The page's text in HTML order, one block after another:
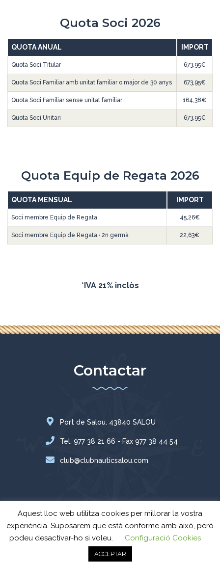
Quota Soci 2026
QUOTA ANUAL IMPORT
Quota Soci Titular 673,95€
Quota Soci Familiar amb unitat familiar o major de 30 anys 673,95€
Quota Soci Familiar sense unitat familiar 164,38€
Quota Soci Unitari 673,95€
Quota Equip de Regata 2026
QUOTA MENSUAL IMPORT
Soci membre Equip de Regata 45,26€
Soci membre Equip de Regata · 2n germà 22,63€
*IVA 21% inclòs
Contactar
Port de Salou. 43840 SALOU
Tel. 977 38 21 66 - Fax 977 38 44 54
club@clubnauticsalou.com
© Tots els drets reservats - 2024 -
de privacitat.
Aquest lloc web utilitza cookies per millorar la vostra
experiència. Suposarem que està conforme amb això, però
podeu desactivar-ho si voleu.
Configuració Cookies
ACCEPTAR